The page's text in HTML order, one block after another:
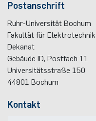
Postanschrift
Ruhr-Universität Bochum
Fakultät für
Dekanat
Gebäude ID, Postfach 11
Universitätsstraße 150
44801 Bochum
Kontakt
Photonics & Ultrafast
Photonik &